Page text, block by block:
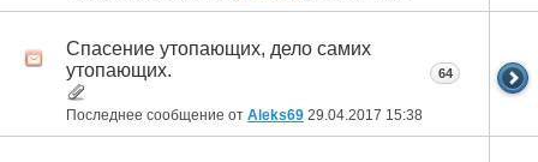
Спасение утопающих, дело самих
утопающих.
Последнее сообщение от Aleks69 29.04.2017 15:38
64